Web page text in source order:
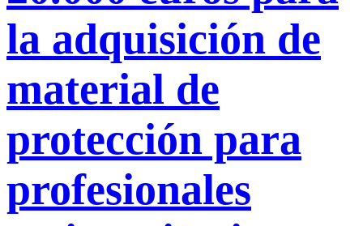
la adquisición de
material de
protección para
profesionales